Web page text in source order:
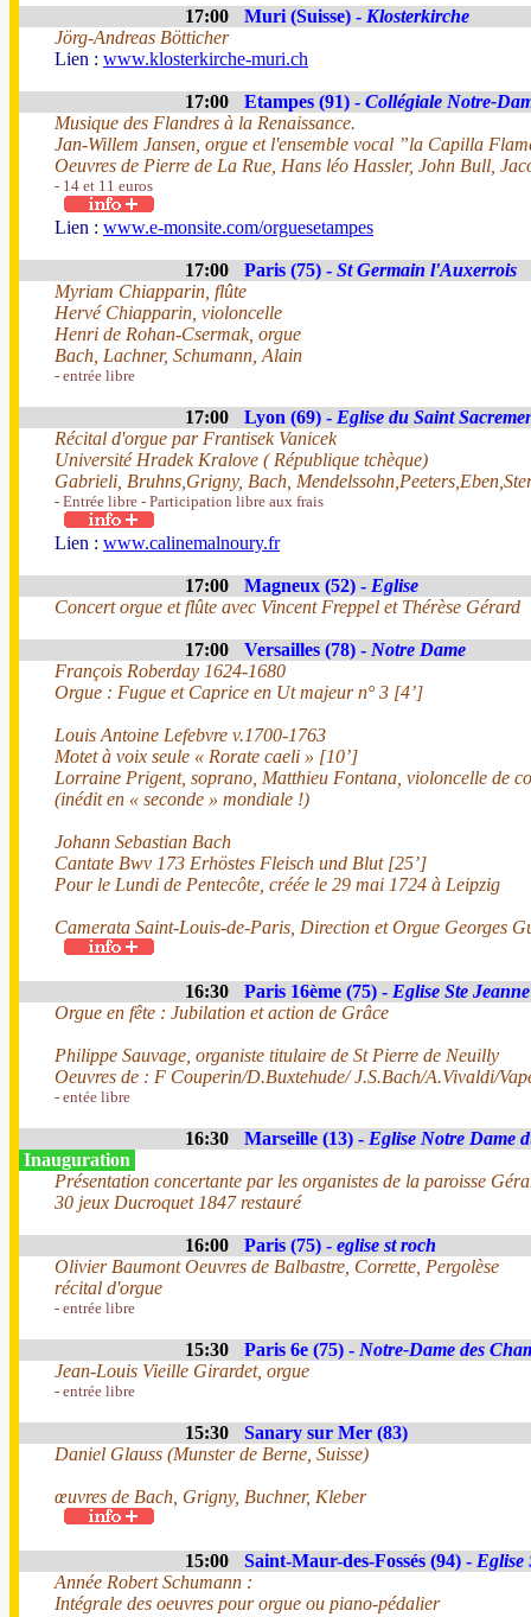
17:00 Muri (Suisse) - Klosterkirche
Jörg-Andreas Bötticher
Lien : www.klosterkirche-muri.ch
17:00 Etampes (91) - Collégiale Notre-
Musique des Flandres à la Renaissance.
Jan-Willem Jansen, orgue et l'ensemble vocal ”la Capilla
Oeuvres de Pierre de La Rue, Hans léo Hassler, John Bull,
- 14 et 11 euros
Lien : www.e-monsite.com/orguesetampes
17:00 Paris (75) - St Germain l'Auxerrois
Myriam Chiapparin, flûte
Hervé Chiapparin, violoncelle
Henri de Rohan-Csermak, orgue
Bach, Lachner, Schumann, Alain
- entrée libre
17:00 Lyon (69) - Eglise du Saint
Récital d'orgue par Frantisek Vanicek
Université Hradek Kralove ( République tchèque)
Gabrieli, Bruhns,Grigny, Bach,
- Entrée libre - Participation libre aux frais
Lien : www.calinemalnoury.fr
17:00 Magneux (52) - Eglise
Concert orgue et flûte avec Vincent Freppel et Thérèse Gérard
17:00 Versailles (78) - Notre Dame
François Roberday 1624-1680
Orgue : Fugue et Caprice en Ut majeur n° 3 [4’]
Louis Antoine Lefebvre v.1700-1763
Motet à voix seule « Rorate caeli » [10’]
Lorraine Prigent, soprano, Matthieu Fontana, violoncelle de
(inédit en « seconde » mondiale !)
Johann Sebastian Bach
Cantate Bwv 173 Erhöstes Fleisch und Blut [25’]
Pour le Lundi de Pentecôte, créée le 29 mai 1724 à Leipzig
Camerata Saint-Louis-de-Paris, Direction et Orgue Georges
16:30 Paris 16ème (75) - Eglise Ste
Orgue en fête : Jubilation et action de Grâce
Philippe Sauvage, organiste titulaire de St Pierre de Neuilly
Oeuvres de : F Couperin/D.Buxtehude/ J.S.Bach/A.Vivaldi/
- entée libre
16:30 Marseille (13) - Eglise Notre Dame
Inauguration
Présentation concertante par les organistes de la paroisse
30 jeux Ducroquet 1847 restauré
16:00 Paris (75) - eglise st roch
Olivier Baumont Oeuvres de Balbastre, Corrette, Pergolèse
récital d'orgue
- entrée libre
15:30 Paris 6e (75) - Notre-Dame des
Jean-Louis Vieille Girardet, orgue
- entrée libre
15:30
Sanary sur Mer (83)
Daniel Glauss (Munster de Berne, Suisse)
œuvres de Bach, Grigny, Buchner, Kleber
15:00 Saint-Maur-des-Fossés (94) - Eglise
Année Robert Schumann :
Intégrale des oeuvres pour orgue ou piano-pédalier